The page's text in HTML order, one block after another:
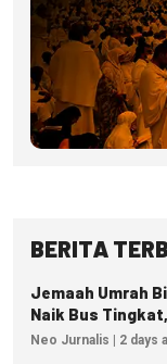
BERITA
Jemaah Umrah
Naik Bus
Neo Jurnalis | 2 days